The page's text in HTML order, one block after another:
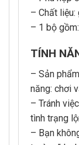
– Chất
– 1 bộ
TÍNH
– Sản
năng: chơi
– Tránh
tình trạng
– Bạn